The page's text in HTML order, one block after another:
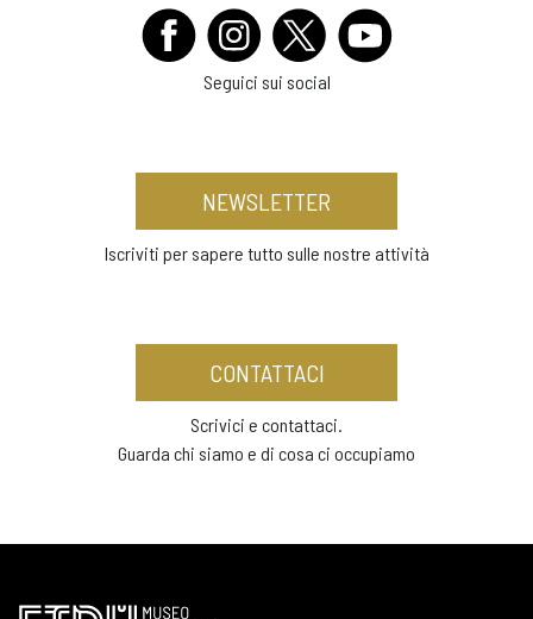
Seguici sui social
NEWSLETTER
Iscriviti per sapere tutto sulle nostre attività
CONTATTACI
Scrivici e contattaci.
Guarda chi siamo e di cosa ci occupiamo